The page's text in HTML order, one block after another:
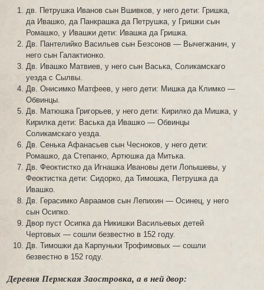
дв. Петрушка Иванов сын Вшивков, у него дети: Гришка,
да Ивашко, да Панкрашка да Петрушка, у Гришки сын
Ромашко, у Ивашки дети: Ивашка да Гришка.
Дв. Пантелийко Васильев сын Безсонов — Вычегжанин, у
него сын Галактионко.
Дв. Ивашко Матвиев, у него сын Васька, Соликамскаго
уезда с Сылвы.
Дв. Онисимко Матфеев, у него дети: Мишка да Климко —
Обвинцы.
Дв. Матюшка Григорьев, у него дети: Кирилко да Мишка, у
Кирилка дети: Васька да Ивашко — Обвинцы
Соликамскаго уезда.
Дв. Сенька Афанасьев сын Чесноков, у него дети:
Ромашко, да Степанко, Артюшка да Митька.
Дв. Феоктистко да Игнашка Ивановы дети Лопышевы, у
Феоктистка дети: Сидорко, да Тимошка, Петрушка да
Ивашко.
Дв. Герасимко Авраамов сын Лепихин — Осинец, у него
сын Осипко.
Двор пуст Осипка да Никишки Васильевых детей
Чертовых — сошли безвестно в 152 году.
Дв. Тимошки да Карпуньки Трофимовых — сошли
безвестно в 152 году.
Деревня Пермская Заостровка, а в ней двор: